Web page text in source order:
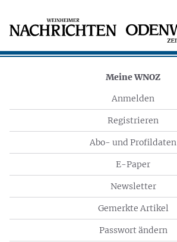
Meine WNOZ
Anmelden
Registrieren
Abo- und Profildaten
E-Paper
Newsletter
Gemerkte Artikel
Passwort ändern